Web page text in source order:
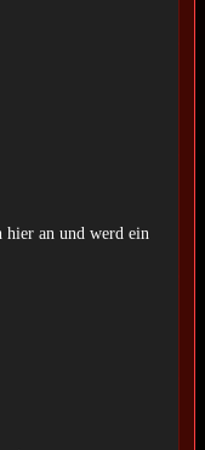
hier an und werd ein